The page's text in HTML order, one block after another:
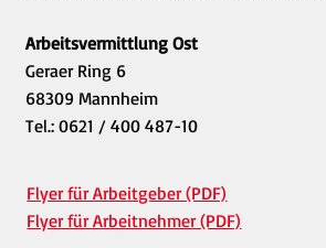
Arbeitsvermittlung Ost
Geraer Ring 6
68309 Mannheim
Tel.: 0621 / 400 487-10
Flyer für Arbeitgeber (PDF)
Flyer für Arbeitnehmer (PDF)